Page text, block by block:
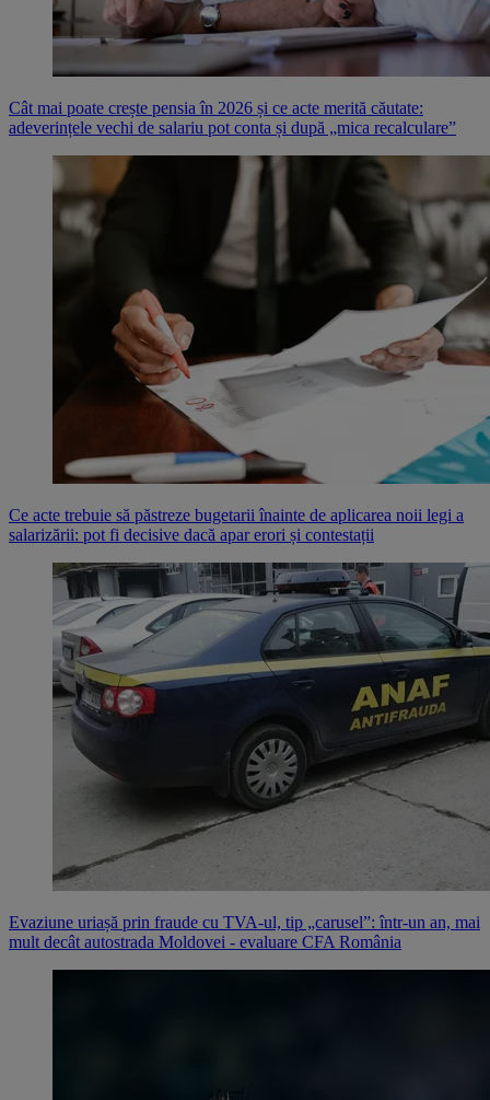
Cât mai poate crește pensia în 2026 și ce acte merită căutate:
adeverințele vechi de salariu pot conta și după „mica recalculare”
Ce acte trebuie să păstreze bugetarii înainte de aplicarea noii legi a
salarizării: pot fi decisive dacă apar erori și contestații
Evaziune uriașă prin fraude cu TVA-ul, tip „carusel”: într-un an, mai
mult decât autostrada Moldovei - evaluare CFA România